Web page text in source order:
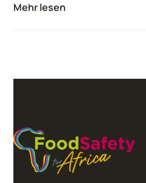
Mehr lesen